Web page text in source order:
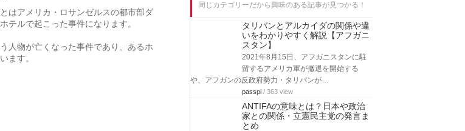
はアメリカ・ロサンゼルスの都市部ダ
テルで起こった事件になります。
人物が亡くなった事件であり、あるホ
ます。
同じカテゴリーだから興味のある記事が見つかる！
タリバンとアルカイダの関係や違
いをわかりやすく解説【アフガニ
スタン】
2021年8月15日、アフガニスタンに駐
留するアメリカ軍が撤退を開始する
や、アフガンの反政府勢力・タリバンが…
passpi / 363 view
ANTIFAの意味とは？日本や政治
家との関係・立憲民主党の発言ま
とめ